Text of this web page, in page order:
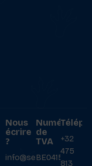
Nous
écrire
?
info@setransmat.com
Numéro
de
TVA
BE0415027069
+32
475
813